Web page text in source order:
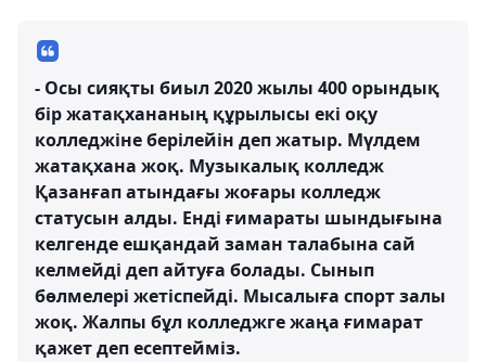
- Осы сияқты биыл 2020 жылы 400 орындық
бір жатақхананың құрылысы екі оқу
колледжіне берілейін деп жатыр. Мүлдем
жатақхана жоқ. Музыкалық колледж
Қазанғап атындағы жоғары колледж
статусын алды. Енді ғимараты шындығына
келгенде ешқандай заман талабына сай
келмейді деп айтуға болады. Сынып
бөлмелері жетіспейді. Мысалыға спорт залы
жоқ. Жалпы бұл колледжге жаңа ғимарат
қажет деп есептейміз.